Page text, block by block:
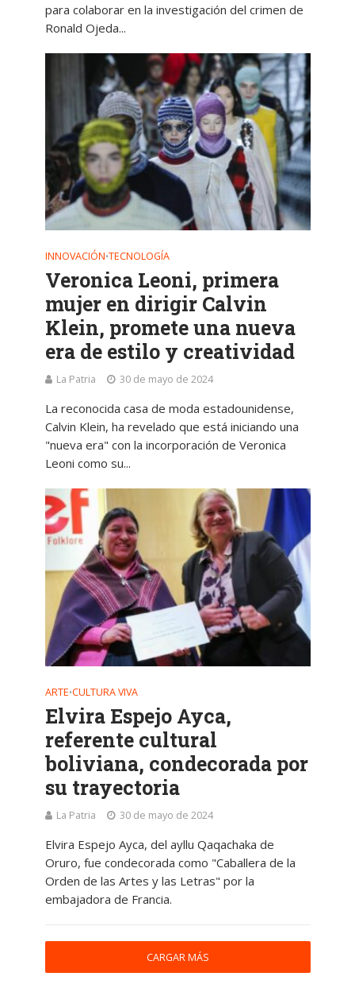
para colaborar en la investigación del crimen de
Ronald Ojeda...
INNOVACIÓN•TECNOLOGÍA
Veronica Leoni, primera
mujer en dirigir Calvin
Klein, promete una nueva
era de estilo y creatividad
La Patria 30 de mayo de 2024
La reconocida casa de moda estadounidense,
Calvin Klein, ha revelado que está iniciando una
"nueva era" con la incorporación de Veronica
Leoni como su...
ARTE•CULTURA VIVA
Elvira Espejo Ayca,
referente cultural
boliviana, condecorada por
su trayectoria
La Patria 30 de mayo de 2024
Elvira Espejo Ayca, del ayllu Qaqachaka de
Oruro, fue condecorada como "Caballera de la
Orden de las Artes y las Letras" por la
embajadora de Francia.
CARGAR MÁS